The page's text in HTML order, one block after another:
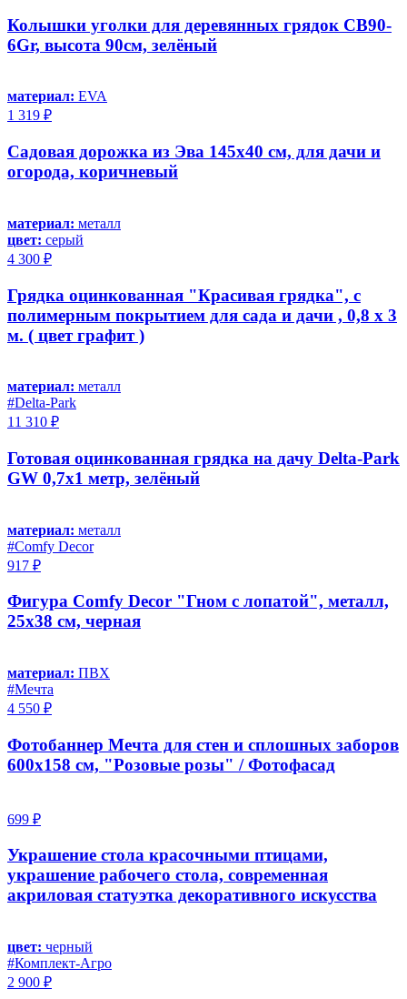
Колышки уголки для деревянных грядок CB90-
6Gr, высота 90см, зелёный
материал: EVA
1 319 ₽
Садовая дорожка из Эва 145х40 см, для дачи и
огорода, коричневый
материал: металл
цвет: серый
4 300 ₽
Грядка оцинкованная "Красивая грядка", с
полимерным покрытием для сада и дачи , 0,8 х 3
м. ( цвет графит )
материал: металл
#Delta-Park
11 310 ₽
Готовая оцинкованная грядка на дачу Delta-Park
GW 0,7x1 метр, зелёный
материал: металл
#Comfy Decor
917 ₽
Фигура Comfy Decor "Гном с лопатой", металл,
25х38 см, черная
материал: ПВХ
#Мечта
4 550 ₽
Фотобаннер Мечта для стен и сплошных заборов
600x158 см, "Розовые розы" / Фотофасад
699 ₽
Украшение стола красочными птицами,
украшение рабочего стола, современная
акриловая статуэтка декоративного искусства
цвет: черный
#Комплект-Агро
2 900 ₽